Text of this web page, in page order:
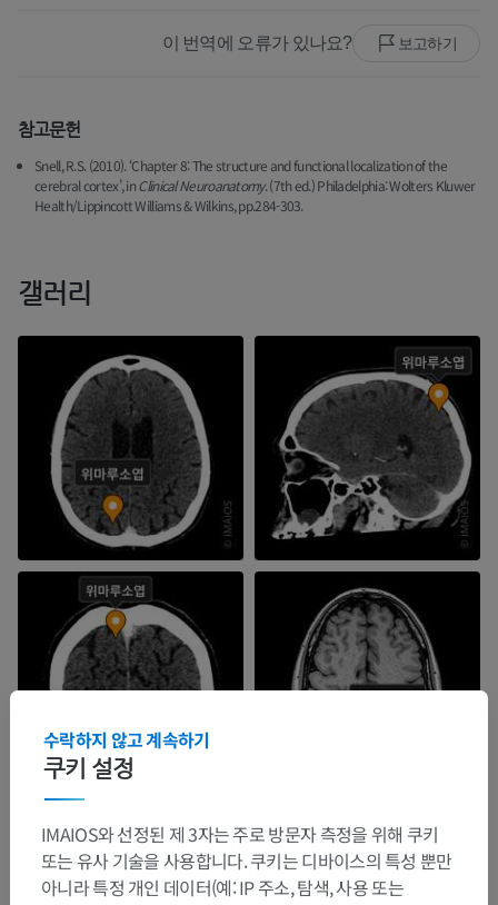
이 번역에 오류가 있나요? 보고하기
참고문헌
Snell, R.S. (2010). ‘Chapter 8: The structure and functional localization of the
cerebral cortex’, inClinical Neuroanatomy. (7th ed.) Philadelphia: Wolters Kluwer
Health/Lippincott Williams & Wilkins, pp.284-303.
갤러리
쿠키 설정
수락하지 않고 계속하기
IMAIOS와 선정된 제 3자는 주로 방문자 측정을 위해 쿠키
또는 유사 기술을 사용합니다. 쿠키는 디바이스의 특성 뿐만
아니라 특정 개인 데이터(예: IP 주소, 탐색, 사용 또는